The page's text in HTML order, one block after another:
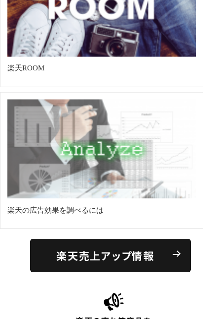
楽天ROOM
楽天の広告効果を調べるには
楽天売上アップ情報